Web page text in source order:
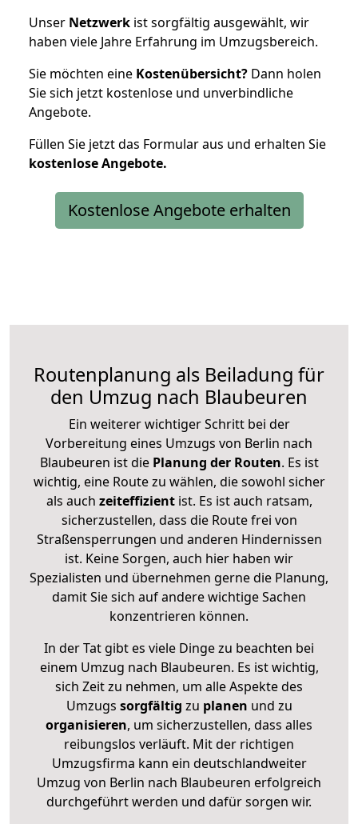
Unser Netzwerk ist sorgfältig ausgewählt, wir
haben viele Jahre Erfahrung im Umzugsbereich.
Sie möchten eine Kostenübersicht? Dann holen
Sie sich jetzt kostenlose und unverbindliche
Angebote.
Füllen Sie jetzt das Formular aus und erhalten Sie
kostenloseAngebote.
Kostenlose Angebote erhalten
Routenplanung als Beiladung für
den Umzug nach Blaubeuren
Ein weiterer wichtiger Schritt bei der
Vorbereitung eines Umzugs von Berlin nach
Blaubeuren ist diePlanung der Routen. Es ist
wichtig, eine Route zu wählen, die sowohl sicher
als auch zeiteffizientist. Es ist auch ratsam,
sicherzustellen, dass die Route frei von
Straßensperrungen und anderen Hindernissen
ist. Keine Sorgen, auch hier haben wir
Spezialisten und übernehmen gerne die Planung,
damit Sie sich auf andere wichtige Sachen
konzentrieren können.
In der Tat gibt es viele Dinge zu beachten bei
einem Umzug nach Blaubeuren. Es ist wichtig,
sich Zeit zu nehmen, um alle Aspekte des
Umzugs sorgfältig zu planen und zu
organisieren, um sicherzustellen, dass alles
reibungslos verläuft. Mit der richtigen
Umzugsfirma kann ein deutschlandweiter
Umzug von Berlin nach Blaubeuren erfolgreich
durchgeführt werden und dafür sorgen wir.